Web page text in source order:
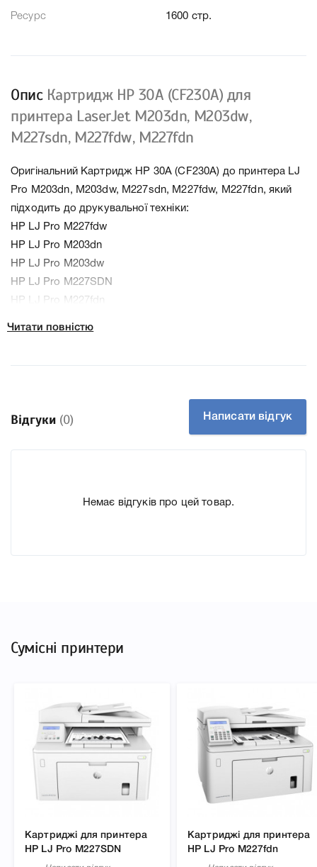
Ресурс 1600 стр.
Опис Картридж HP 30A (CF230A) для
принтера LaserJet M203dn, M203dw,
M227sdn, M227fdw, M227fdn
Оригінальний Картридж HP 30A (CF230A) до принтера LJ
Pro M203dn, M203dw, M227sdn, M227fdw, M227fdn, який
підходить до друкувальної техніки:
HP LJ Pro M227fdw
HP LJ Pro M203dn
HP LJ Pro M203dw
HP LJ Pro M227SDN
HP LJ Pro M227fdn
Технологія Лазерний
Производитель HP
До Картридж HP 30A (CF230A) ми підготували докладні
Читати повністю
Відгуки (0) Написати відгук
Немає відгуків про цей товар.
Сумісні принтери
Картриджі для принтера
HP LJ Pro M227SDN
Картриджі для принтера
HP LJ Pro M227fdn